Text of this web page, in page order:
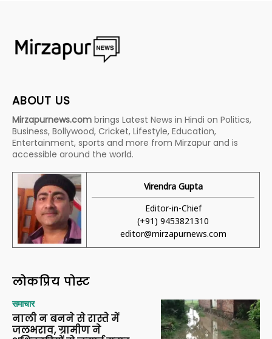
ABOUT US
Mirzapurnews.com brings Latest News in Hindi on Politics,
Business, Bollywood, Cricket, Lifestyle, Education,
Entertainment, sports and more from Mirzapur and is
accessible around the world.
Virendra Gupta
Editor-in-Chief
(+91) 9453821310
editor@mirzapurnews.com
लोकप्रिय पोस्ट
समाचार
नाली न बनने से रास्ते में
जलभराव, ग्रामीण ने